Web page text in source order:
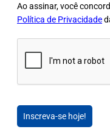
Ao assinar, você
Política de Privacidade
Inscreva-se hoje!